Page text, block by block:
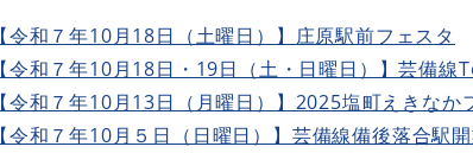
【令和７年10月18日（土曜日）】庄原駅前フェスタ
【令和７年10月18日・19日（土・日曜日）】芸備
【令和７年10月13日（月曜日）】2025塩町えきなか
【令和７年10月５日（日曜日）】芸備線備後落合駅